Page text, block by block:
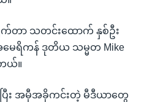
က်တာ သတင်းထောက် နှစ်ဦး
ေရိကန် ဒုတိယ သမ္မတ Mike
ယ်။
း အမှီအခိုကင်းတဲ့ မီဒီယာတွေ